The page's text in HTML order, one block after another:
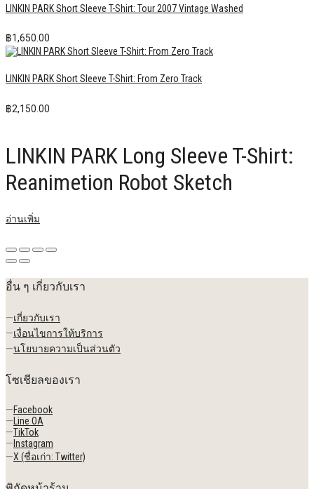
LINKIN PARK Short Sleeve T-Shirt: Tour 2007 Vintage Washed
฿1,650.00
LINKIN PARK Short Sleeve T-Shirt: From Zero Track
฿2,150.00
LINKIN PARK Long Sleeve T-Shirt:
Reanimetion Robot Sketch
อ่านเพิ่ม
อื่น ๆ เกี่ยวกับเรา
—เกี่ยวกับเรา
—เงื่อนไขการให้บริการ
—นโยบายความเป็นส่วนตัว
โซเชียลของเรา
—Facebook
— Line OA
—TikTok
— Instagram
—X (ชื่อเก่า: Twitter)